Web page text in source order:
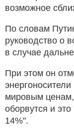
возможное
По словам
руководство о
в случае
При этом он
мировым ценам,
оборвутся и
14%".